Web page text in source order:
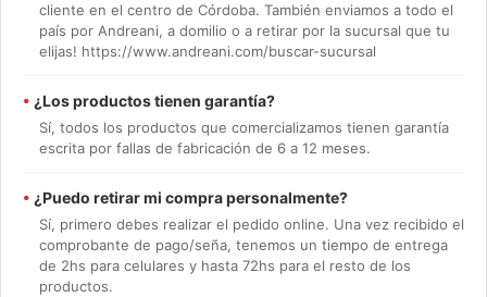
cliente en el centro de Córdoba. También enviamos a todo el
país por Andreani, a domilio o a retirar por la sucursal que tu
elijas! https://www.andreani.com/buscar-sucursal
• ¿Los productos tienen garantía?
Sí, todos los productos que comercializamos tienen garantía
escrita por fallas de fabricación de 6 a 12 meses.
• ¿Puedo retirar mi compra personalmente?
Sí, primero debes realizar el pedido online. Una vez recibido el
comprobante de pago/seña, tenemos un tiempo de entrega
de 2hs para celulares y hasta 72hs para el resto de los
productos.